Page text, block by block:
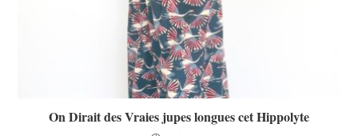
On Dirait des Vraies jupes longues cet Hippolyte